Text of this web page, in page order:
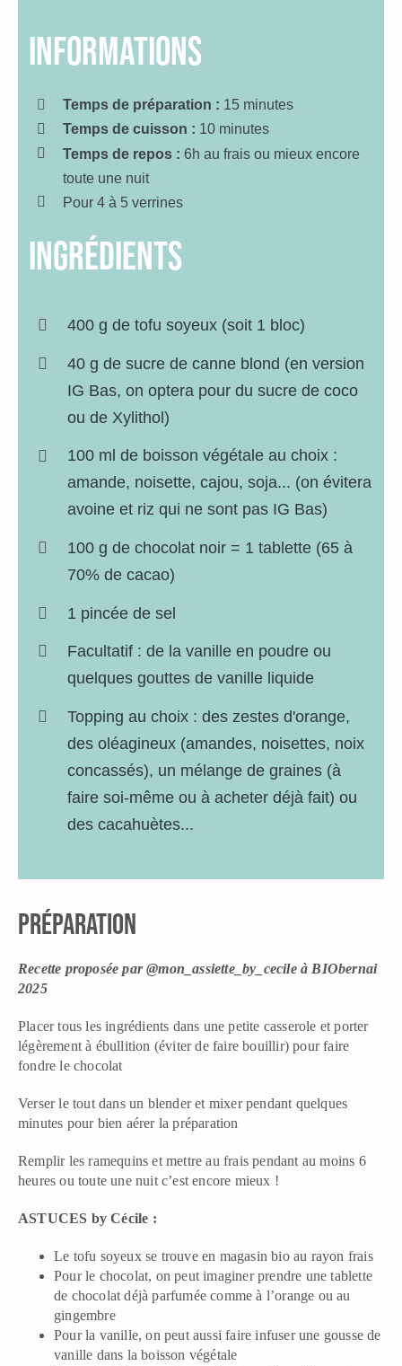
INFORMATIONS
Temps de préparation : 15 minutes
Temps de cuisson : 10 minutes
Temps de repos :6h au frais ou mieux encore
toute une nuit
Pour 4 à 5 verrines
ingrédients
400 g de tofu soyeux (soit 1 bloc)
40 g de sucre de canne blond (en version
IG Bas, on optera pour du sucre de coco
ou de Xylithol)
100 ml de boisson végétale au choix :
amande, noisette, cajou, soja... (on évitera
avoine et riz qui ne sont pas IG Bas)
100 g de chocolat noir = 1 tablette (65 à
70% de cacao)
1 pincée de sel
Facultatif : de la vanille en poudre ou
quelques gouttes de vanille liquide
Topping au choix : des zestes d'orange,
des oléagineux (amandes, noisettes, noix
concassés), un mélange de graines (à
faire soi-même ou à acheter déjà fait) ou
des cacahuètes...
préparation
Recette proposée par @mon_assiette_by_cecile à BIObernai
2025
Placer tous les ingrédients dans une petite casserole et porter
légèrement à ébullition (éviter de faire bouillir) pour faire
fondre le chocolat
Verser le tout dans un blender et mixer pendant quelques
minutes pour bien aérer la préparation
Remplir les ramequins et mettre au frais pendant au moins 6
heures ou toute une nuit c’est encore mieux !
ASTUCES by Cécile :
Le tofu soyeux se trouve en magasin bio au rayon frais
Pour le chocolat, on peut imaginer prendre une tablette
de chocolat déjà parfumée comme à l’orange ou au
gingembre
Pour la vanille, on peut aussi faire infuser une gousse de
vanille dans la boisson végétale